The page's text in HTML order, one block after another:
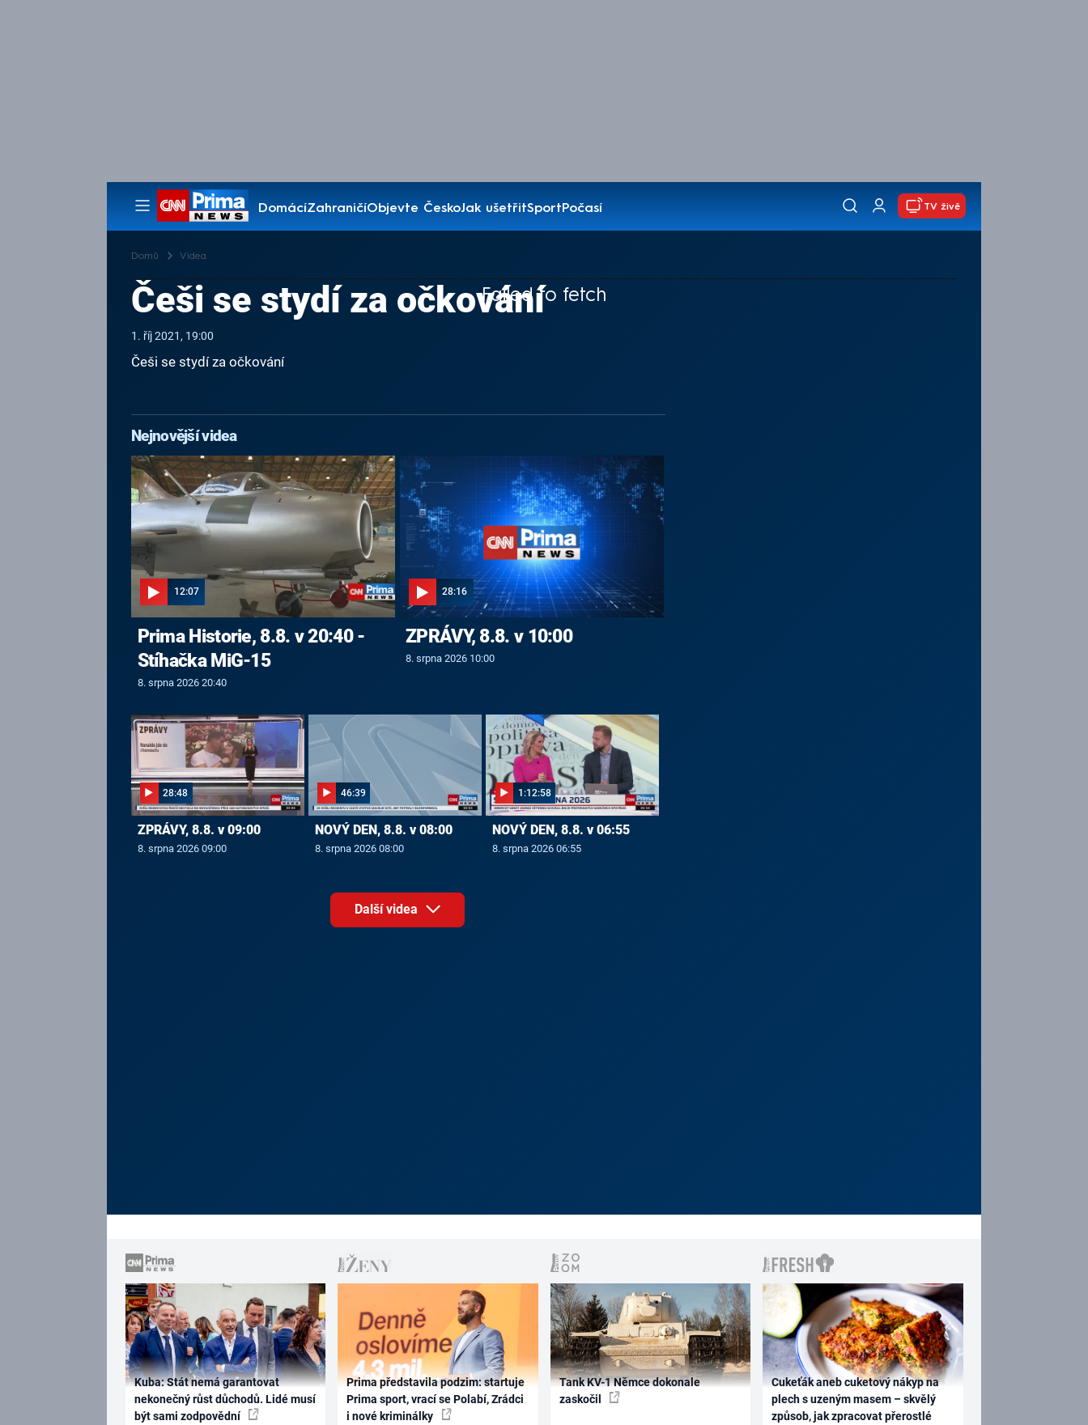
DomácíZahraničíObjevte ČeskoJak ušetřitSportPočasí
Pořady
TV živě
Domů Videa
Failed to fetch
Češi se stydí za očkování
1. říj 2021, 19:00
Češi se stydí za očkování
Nejnovější videa
12:07
Prima Historie, 8.8. v 20:40 -
Stíhačka MiG-15
8. srpna 2026 20:40
28:16
ZPRÁVY, 8.8. v 10:00
8. srpna 2026 10:00
28:48
ZPRÁVY, 8.8. v 09:00
8. srpna 2026 09:00
46:39
NOVÝ DEN, 8.8. v 08:00
8. srpna 2026 08:00
1:12:58
NOVÝ DEN, 8.8. v 06:55
8. srpna 2026 06:55
Další videa
Kuba: Stát nemá garantovat
nekonečný růst důchodů. Lidé musí
být sami zodpovědní
Prima představila podzim: startuje
Prima sport, vrací se Polabí, Zrádci
i nové kriminálky
Tank KV-1 Němce dokonale
zaskočil
Cukeťák aneb cuketový nákyp na
plech s uzeným masem – skvělý
způsob, jak zpracovat přerostlé